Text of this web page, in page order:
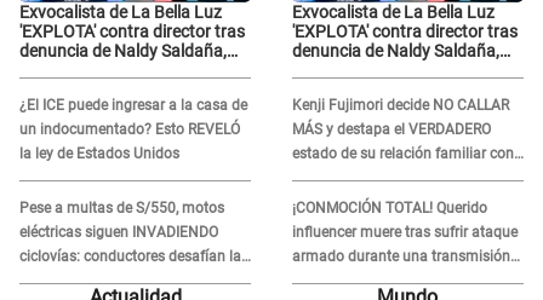
Exvocalista de La Bella Luz
'EXPLOTA' contra director tras
denuncia de Naldy Saldaña,
dos cabezas más"
¿El ICE puede ingresar a la casa de
un indocumentado? Esto REVELÓ
la ley de Estados Unidos
Pese a multas de S/550, motos
eléctricas siguen INVADIENDO
ciclovías: conductores desafían las
nuevas reglas
Exvocalista de La Bella Luz
'EXPLOTA' contra director tras
denuncia de Naldy Saldaña,
dos cabezas más"
Kenji Fujimori decide NO CALLAR
MÁS y destapa el VERDADERO
estado de su relación familiar con
Keiko Fujimori: "Mi familia es Érika,
mi suegra..."
¡CONMOCIÓN TOTAL! Querido
influencer muere tras sufrir ataque
armado durante una transmisión
en vivo